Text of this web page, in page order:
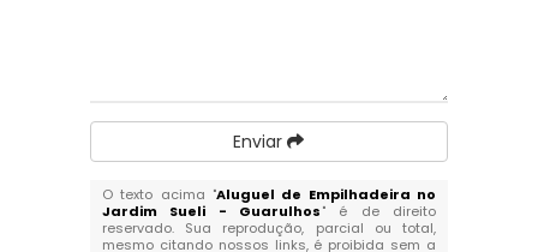
Enviar
O texto acima "Aluguel de Empilhadeira no
Jardim Sueli - Guarulhos" é de direito
reservado. Sua reprodução, parcial ou total,
mesmo citando nossos links, é proibida sem a